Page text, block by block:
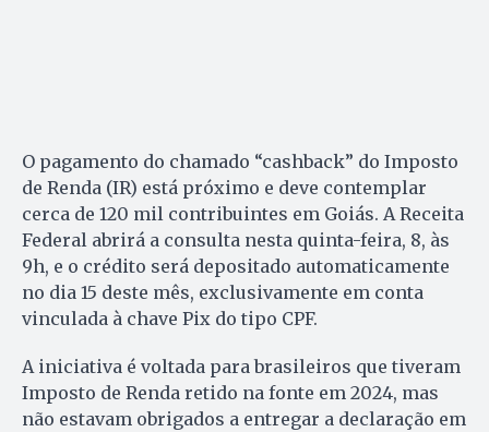
O pagamento do chamado “cashback” do Imposto
de Renda (IR) está próximo e deve contemplar
cerca de 120 mil contribuintes em Goiás. A Receita
Federal abrirá a consulta nesta quinta-feira, 8, às
9h, e o crédito será depositado automaticamente
no dia 15 deste mês, exclusivamente em conta
vinculada à chave Pix do tipo CPF.
A iniciativa é voltada para brasileiros que tiveram
Imposto de Renda retido na fonte em 2024, mas
não estavam obrigados a entregar a declaração em